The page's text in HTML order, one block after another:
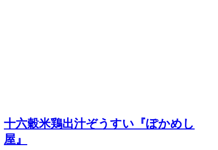
十六穀米鶏出汁ぞうすい『ぽかめし
屋』